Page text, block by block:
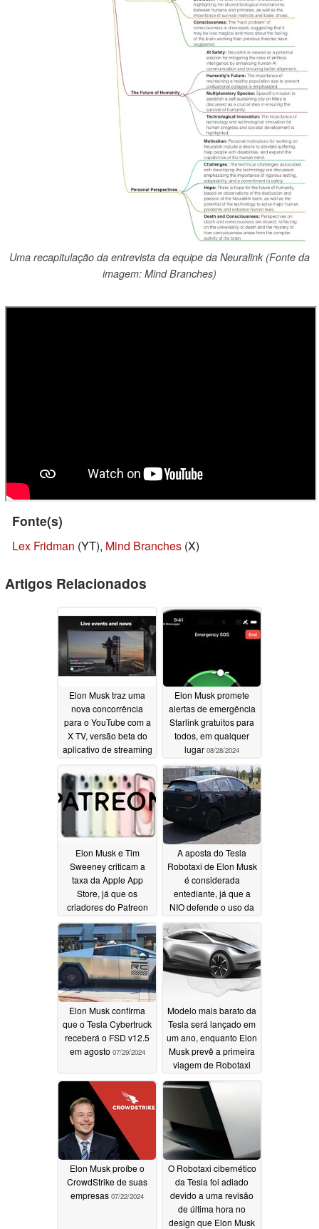
Uma recapitulação da entrevista da equipe da Neuralink (Fonte da
imagem: Mind Branches)
Fonte(s)
Lex Fridman (YT), Mind Branches (X)
Artigos Relacionados
Elon Musk traz uma
nova concorrência
para o YouTube com a
X TV, versão beta do
aplicativo de streaming
Elon Musk promete
alertas de emergência
Starlink gratuitos para
todos, em qualquer
lugar 08/28/2024
Elon Musk e Tim
Sweeney criticam a
taxa da Apple App
Store, já que os
criadores do Patreon
para ganhar menos no
iOS do que Android
08/14/2024
A aposta do Tesla
Robotaxi de Elon Musk
é considerada
entediante, já que a
NIO defende o uso da
autônoma para tornar
as estradas mais
seguras07/29/2024
Elon Musk confirma
que o Tesla Cybertruck
receberá o FSD v12.5
em agosto 07/29/2024
Modelo mais barato da
Tesla será lançado em
um ano, enquanto Elon
Musk prevê a primeira
viagem de Robotaxi
07/24/2024
Elon Musk proíbe o
CrowdStrike de suas
empresas 07/22/2024
O Robotaxi cibernético
da Tesla foi adiado
devido a uma revisão
de última hora no
design que Elon Musk